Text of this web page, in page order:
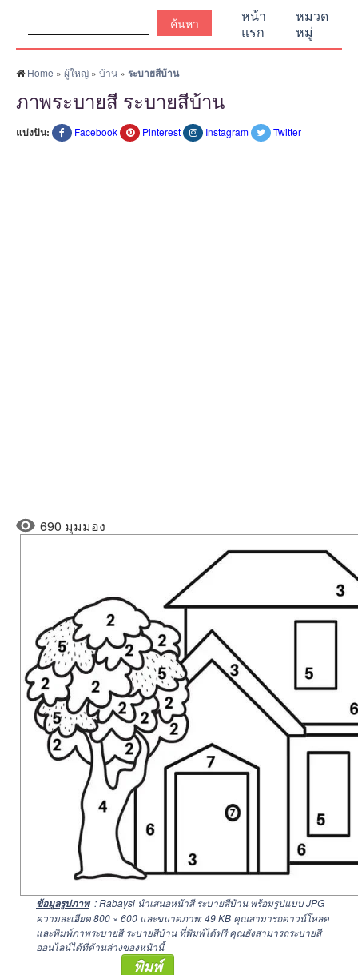
หน้า
แรก
หมวด
หมู่
Home » ผู้ใหญ่ » บ้าน » ระบายสีบ้าน
ภาพระบายสี ระบายสีบ้าน
แบ่งปัน: Facebook Pinterest Instagram Twitter
690 มุมมอง
ข้อมูลรูปภาพ : Rabaysi นำเสนอหน้าสี ระบายสีบ้าน พร้อมรูปแบบ JPG
ความละเอียด800 × 600 และขนาดภาพ: 49 KB คุณสามารถดาวน์โหลด
และพิมพ์ภาพระบายสี ระบายสีบ้าน ที่พิมพ์ได้ฟรี คุณยังสามารถระบายสี
ออนไลน์ได้ที่ด้านล่างของหน้านี้
พิมพ์